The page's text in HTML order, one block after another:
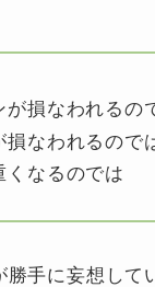
が損なわれるの
損なわれるので
くなるのでは
勝手に妄想して